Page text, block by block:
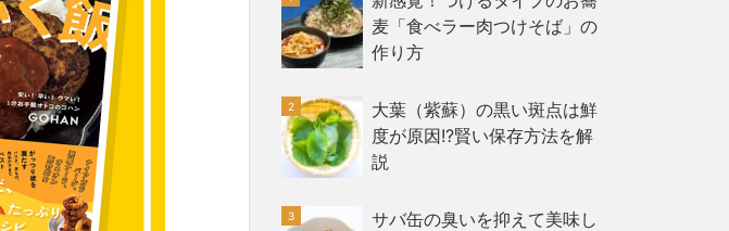
麦「食べラー肉つけそば」の
作り方
大葉（紫蘇）の黒い斑点は鮮
度が原因!?賢い保存方法を解
説
サバ缶の臭いを抑えて美味し